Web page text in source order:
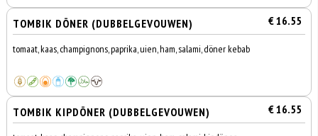
TOMBIK DÖNER (DUBBELGEVOUWEN) € 16.55
tomaat, kaas, champignons, paprika, uien, ham, salami, döner kebab
TOMBIK KIPDÖNER (DUBBELGEVOUWEN) € 16.55